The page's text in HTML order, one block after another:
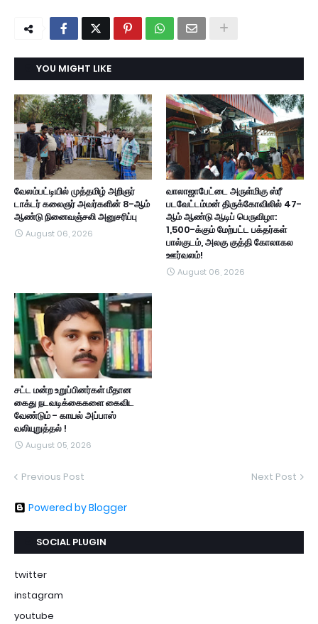
YOU MIGHT LIKE
வேலம்பட்டியில் முத்தமிழ் அறிஞர்
டாக்டர் கலைஞர் அவர்களின் 8-ஆம்
ஆண்டு நினைவஞ்சலி அனுசரிப்பு
August 06, 2026
வாலாஜாபேட்டை அருள்மிகு ஸ்ரீ
படவேட்டம்மன் திருக்கோவிலில் 47-
ஆம் ஆண்டு ஆடிப் பெருவிழா:
1,500-க்கும் மேற்பட்ட பக்தர்கள்
பால்குடம், அலகு குத்தி கோலாகல
ஊர்வலம்!
August 06, 2026
சட்ட மன்ற உறுப்பினர்கள் மீதான
கைது நடவடிக்கைகளை கைவிட
வேண்டும் - காயல் அப்பாஸ்
வலியுறுத்தல் !
August 05, 2026
Previous Post Next Post
Powered by Blogger
SOCIAL PLUGIN
twitter
instagram
youtube